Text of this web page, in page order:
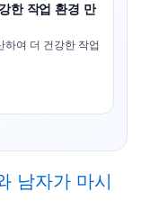
한 작업 환경 만
하여 더 건강한 작업
남자가 마시